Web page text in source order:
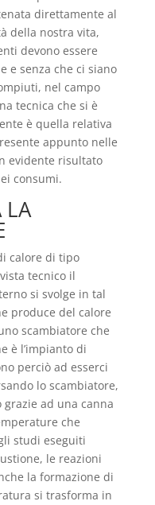
direttamente al
della nostra vita,
devono essere
e senza che ci siano
nel campo
tecnica che si è
è quella relativa
appunto nelle
evidente risultato
consumi.
LA
calore di tipo
tecnico il
si svolge in tal
produce del calore
scambiatore che
è l’impianto di
perciò ad esserci
lo scambiatore,
grazie ad una canna
che
studi eseguiti
le reazioni
la formazione di
si trasforma in